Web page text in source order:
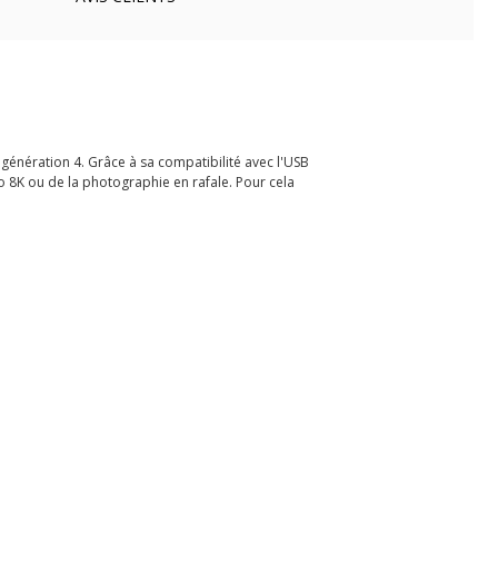
4. Grâce à sa compatibilité avec l'USB
ou de la photographie en rafale. Pour cela